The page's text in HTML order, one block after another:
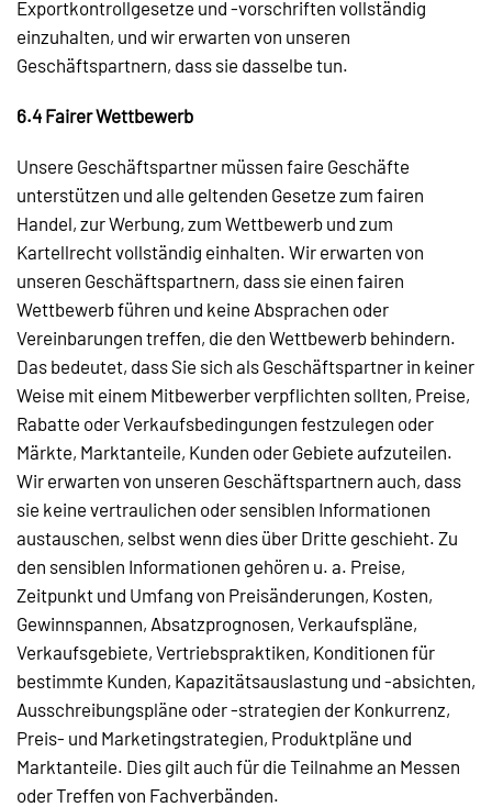
Exportkontrollgesetze und -vorschriften vollständig
einzuhalten, und wir erwarten von unseren
Geschäftspartnern, dass sie dasselbe tun.
6.4 Fairer Wettbewerb
Unsere Geschäftspartner müssen faire Geschäfte
unterstützen und alle geltenden Gesetze zum fairen
Handel, zur Werbung, zum Wettbewerb und zum
Kartellrecht vollständig einhalten. Wir erwarten von
unseren Geschäftspartnern, dass sie einen fairen
Wettbewerb führen und keine Absprachen oder
Vereinbarungen treffen, die den Wettbewerb behindern.
Das bedeutet, dass Sie sich als Geschäftspartner in keiner
Weise mit einem Mitbewerber verpflichten sollten, Preise,
Rabatte oder Verkaufsbedingungen festzulegen oder
Märkte, Marktanteile, Kunden oder Gebiete aufzuteilen.
Wir erwarten von unseren Geschäftspartnern auch, dass
sie keine vertraulichen oder sensiblen Informationen
austauschen, selbst wenn dies über Dritte geschieht. Zu
den sensiblen Informationen gehören u. a. Preise,
Zeitpunkt und Umfang von Preisänderungen, Kosten,
Gewinnspannen, Absatzprognosen, Verkaufspläne,
Verkaufsgebiete, Vertriebspraktiken, Konditionen für
bestimmte Kunden, Kapazitätsauslastung und -absichten,
Ausschreibungspläne oder -strategien der Konkurrenz,
Preis- und Marketingstrategien, Produktpläne und
Marktanteile. Dies gilt auch für die Teilnahme an Messen
oder Treffen von Fachverbänden.